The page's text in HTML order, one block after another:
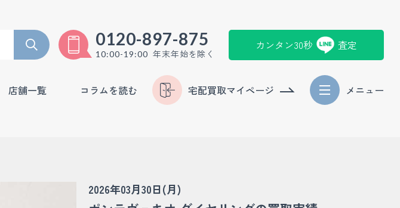
0120-897-875
10:00-19:00 年末年始を除く
カンタン30秒 査定
店舗一覧 コラムを読む 宅配買取マイページ メニュー
2026年03月30日(月)